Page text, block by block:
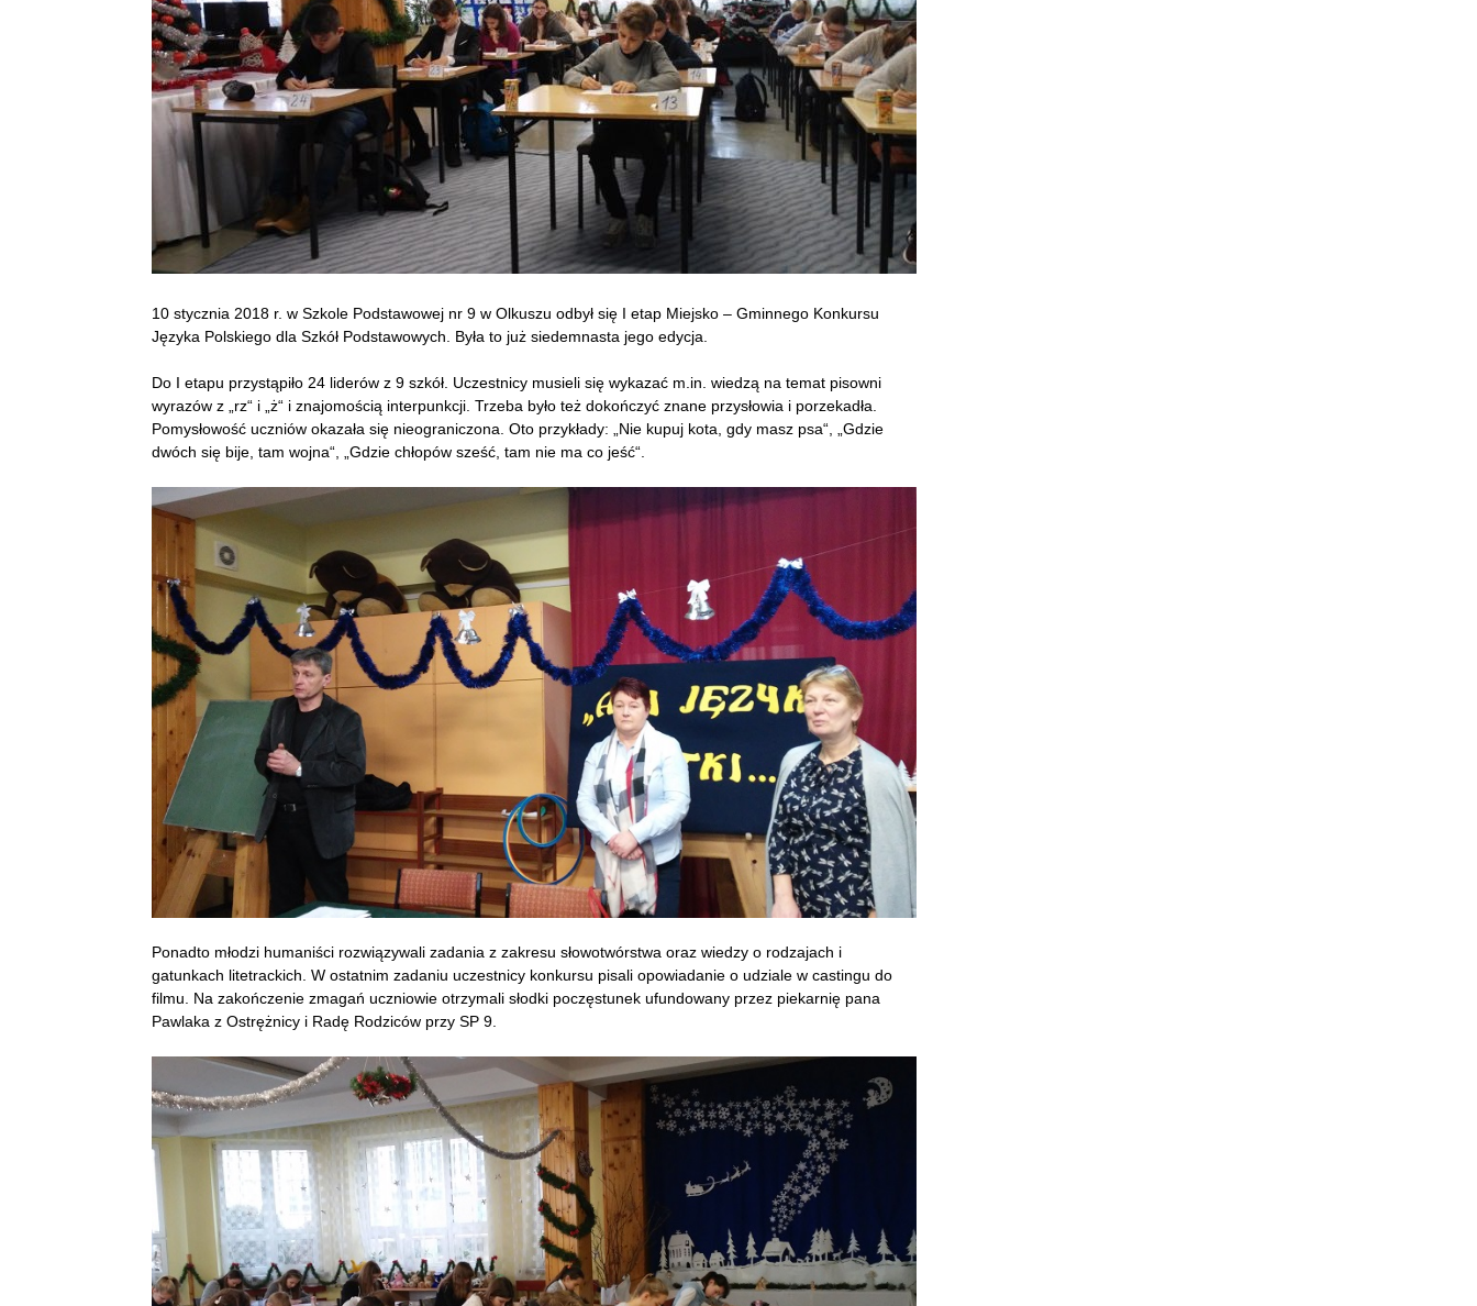
10 stycznia 2018 r. w Szkole Podstawowej nr 9 w Olkuszu odbył się I etap Miejsko – Gminnego Konkursu
Języka Polskiego dla Szkół Podstawowych. Była to już siedemnasta jego edycja.
Do I etapu przystąpiło 24 liderów z 9 szkół. Uczestnicy musieli się wykazać m.in. wiedzą na temat pisowni
wyrazów z „rz“ i „ż“ i znajomością interpunkcji. Trzeba było też dokończyć znane przysłowia i porzekadła.
Pomysłowość uczniów okazała się nieograniczona. Oto przykłady: „Nie kupuj kota, gdy masz psa“, „Gdzie
dwóch się bije, tam wojna“, „Gdzie chłopów sześć, tam nie ma co jeść“.
Ponadto młodzi humaniści rozwiązywali zadania z zakresu słowotwórstwa oraz wiedzy o rodzajach i
gatunkach litetrackich. W ostatnim zadaniu uczestnicy konkursu pisali opowiadanie o udziale w castingu do
filmu. Na zakończenie zmagań uczniowie otrzymali słodki poczęstunek ufundowany przez piekarnię pana
Pawlaka z Ostrężnicy i Radę Rodziców przy SP 9.